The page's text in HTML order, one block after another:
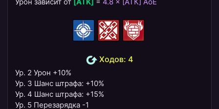
Ходов: 4
Ур. 2 Урон +10%
Ур. 3 Шанс штрафа: +10%
Ур. 4 Шанс штрафа: +15%
Ур. 5 Перезарядка -1